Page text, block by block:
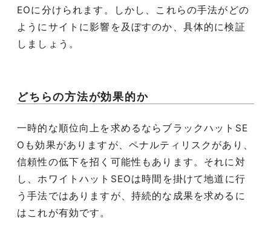
EOに分けられます。しかし、これらの手法がどの
ようにサイトに影響を及ぼすのか、具体的に検証
しましょう。
どちらの方法が効果的か
一時的な順位向上を求めるならブラックハットSE
Oも効果がありますが、ペナルティリスクがあり、
信頼性の低下を招く可能性もあります。それに対
し、ホワイトハットSEOは時間を掛けて地道に行
う手法ではありますが、持続的な成果を求めるに
はこれが有効です。